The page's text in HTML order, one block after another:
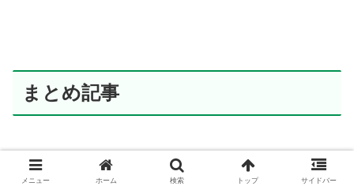
まとめ記事
メニュー ホーム 検索 トップ サイドバー